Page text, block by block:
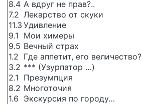
8.4 А вдруг не прав?..
7.2 Лекарство от скуки
11.3 Удивление
9.1 Мои химеры
9.5 Вечный страх
1.2 Где аппетит, его величество?
3.2 *** (Узурпатор …)
2.1 Презумпция
8.2 Многоточия
1.6 Экскурсия по городу…